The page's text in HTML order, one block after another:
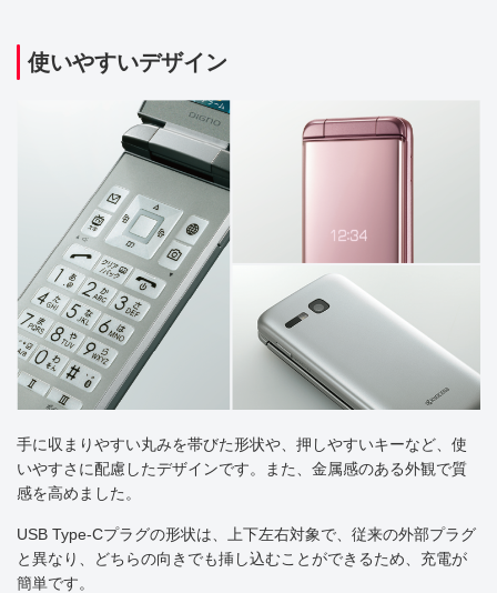
使いやすいデザイン
手に収まりやすい丸みを帯びた形状や、押しやすいキーなど、使
いやすさに配慮したデザインです。また、金属感のある外観で質
感を高めました。
USB Type-Cプラグの形状は、上下左右対象で、従来の外部プラグ
と異なり、どちらの向きでも挿し込むことができるため、充電が
簡単です。